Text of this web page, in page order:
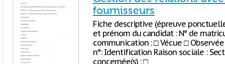
fournisseurs
Fiche descriptive (épreuve
et prénom du candidat : N° de
communication : □ Vécue □
n°: Identification Raison sociale :
concernée(s) : □